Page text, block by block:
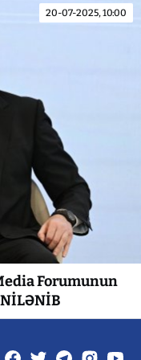
20-07-2025, 10:00
Forumunun